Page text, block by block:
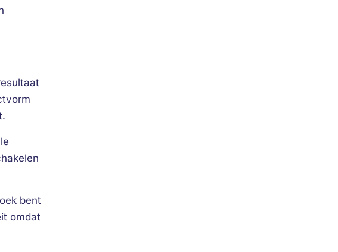
bent
omdat